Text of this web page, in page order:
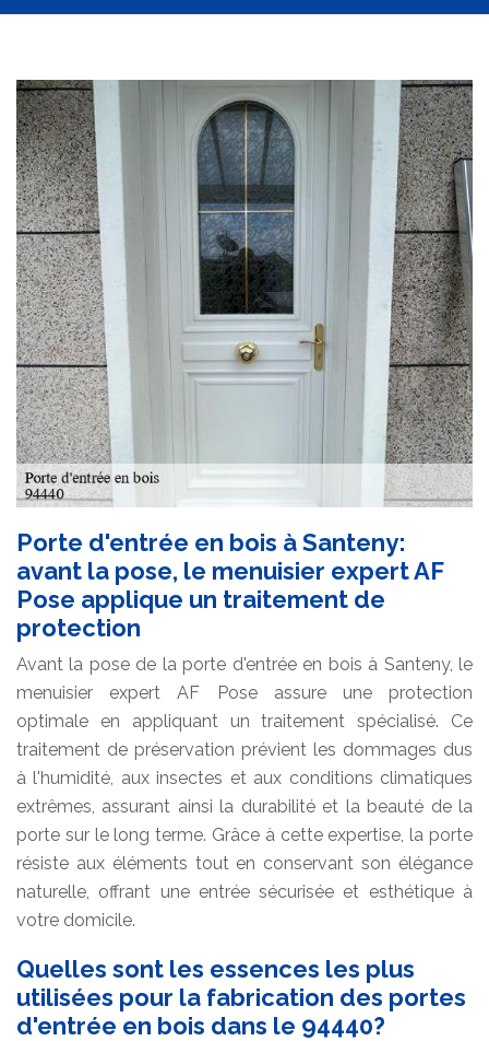
Porte d'entrée en bois à Santeny:
avant la pose, le menuisier expert AF
Pose applique un traitement de
protection
Avant la pose de la porte d'entrée en bois à Santeny, le
menuisier expert AF Pose assure une protection
optimale en appliquant un traitement spécialisé. Ce
traitement de préservation prévient les dommages dus
à l'humidité, aux insectes et aux conditions climatiques
extrêmes, assurant ainsi la durabilité et la beauté de la
porte sur le long terme. Grâce à cette expertise, la porte
résiste aux éléments tout en conservant son élégance
naturelle, offrant une entrée sécurisée et esthétique à
votre domicile.
Quelles sont les essences les plus
utilisées pour la fabrication des portes
d'entrée en bois dans le 94440?